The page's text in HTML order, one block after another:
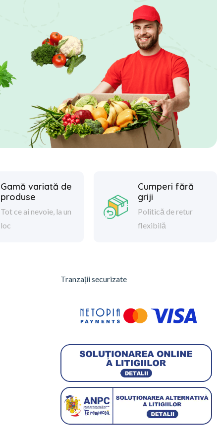
Gamă variată de
produse
Tot ce ai nevoie, la un
loc
Cumperi fără
griji
Politică de retur
flexibilă
Tranzații securizate